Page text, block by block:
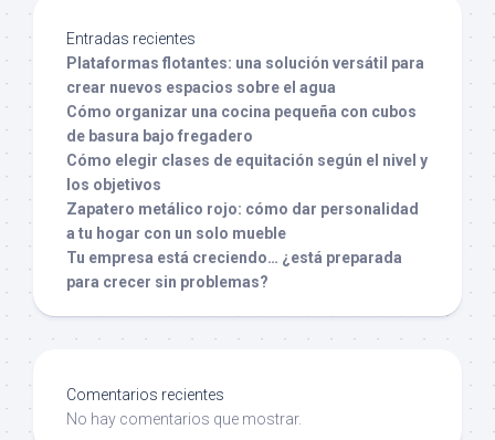
Entradas recientes
Plataformas flotantes: una solución versátil para
crear nuevos espacios sobre el agua
Cómo organizar una cocina pequeña con cubos
de basura bajo fregadero
Cómo elegir clases de equitación según el nivel y
los objetivos
Zapatero metálico rojo: cómo dar personalidad
a tu hogar con un solo mueble
Tu empresa está creciendo… ¿está preparada
para crecer sin problemas?
Comentarios recientes
No hay comentarios que mostrar.